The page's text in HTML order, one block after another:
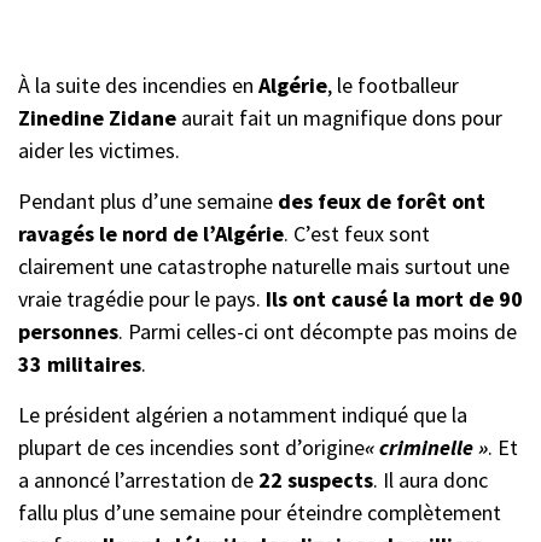
À la suite des incendies en Algérie, le footballeur
Zinedine Zidane aurait fait un magnifique dons pour
aider les victimes.
Pendant plus d’une semaine des feux de forêt ont
ravagés le nord de l’Algérie. C’est feux sont
clairement une catastrophe naturelle mais surtout une
vraie tragédie pour le pays. Ils ont causé la mort de 90
personnes. Parmi celles-ci ont décompte pas moins de
33 militaires.
Le président algérien a notamment indiqué que la
plupart de ces incendies sont d’origine« criminelle ». Et
a annoncé l’arrestation de 22 suspects. Il aura donc
fallu plus d’une semaine pour éteindre complètement